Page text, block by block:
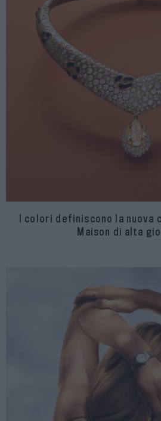
I colori definiscono la nuova
Maison di alta